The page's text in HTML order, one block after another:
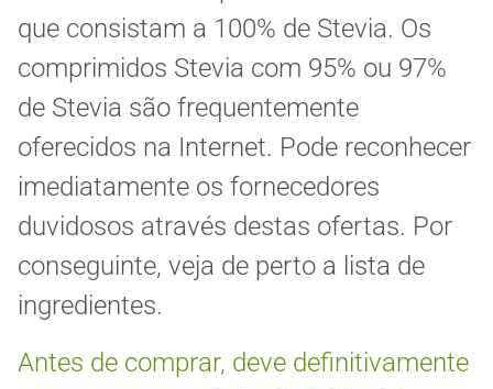
que consistam a 100% de Stevia. Os
comprimidos Stevia com 95% ou 97%
de Stevia são frequentemente
oferecidos na Internet. Pode reconhecer
imediatamente os fornecedores
duvidosos através destas ofertas. Por
conseguinte, veja de perto a lista de
ingredientes.
Antes de comprar, deve definitivamente